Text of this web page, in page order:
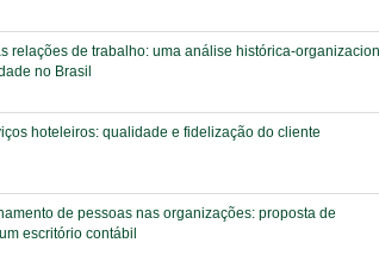
relações de trabalho: uma análise histórica-
no Brasil
hoteleiros: qualidade e fidelização do cliente
de pessoas nas organizações: proposta de
escritório contábil